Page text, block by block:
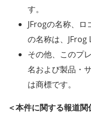
す。
JFrogの名称、ロ
の名称は、JFrog
その他、このプ
名および製品・
は商標です。
＜本件に関する報道